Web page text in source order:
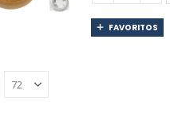
FAVORITOS